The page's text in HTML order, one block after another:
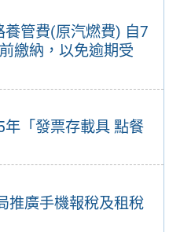
管費(原汽燃費) 自7
繳納，以免逾期受
「發票存載具 點餐
推廣手機報稅及租稅